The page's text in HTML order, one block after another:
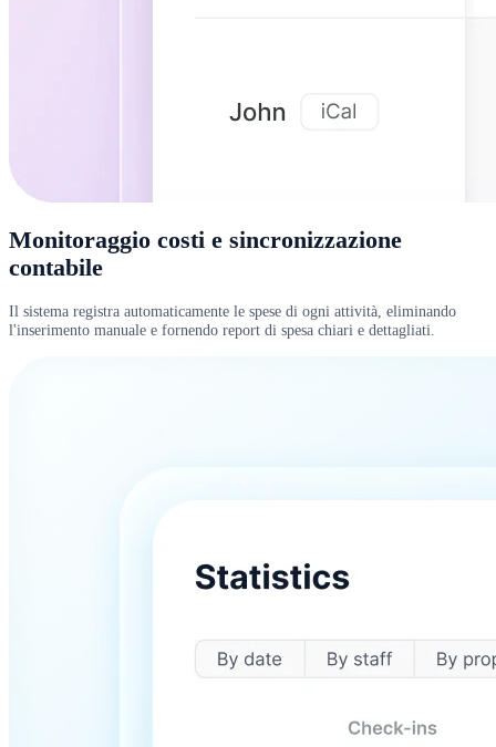
Monitoraggio costi e sincronizzazione
contabile
Il sistema registra automaticamente le spese di ogni attività, eliminando
l'inserimento manuale e fornendo report di spesa chiari e dettagliati.